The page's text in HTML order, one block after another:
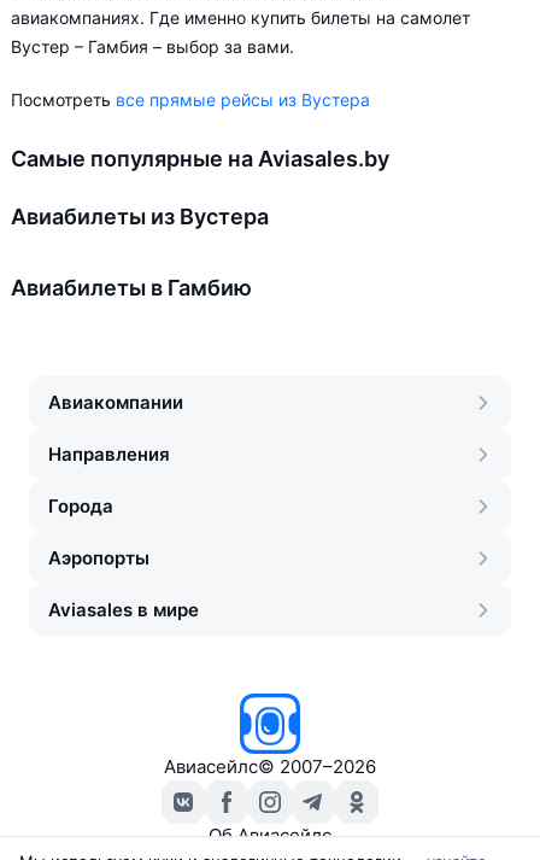
авиакомпаниях. Где именно купить билеты на самолет
Вустер – Гамбия – выбор за вами.
Посмотреть все прямые рейсы из Вустера
Самые популярные на Aviasales.by
Авиабилеты из Вустера
Авиабилеты в Гамбию
Авиакомпании
Направления
Города
Аэропорты
Aviasales в мире
Авиасейлс© 2007–2026
Об Авиасейлс